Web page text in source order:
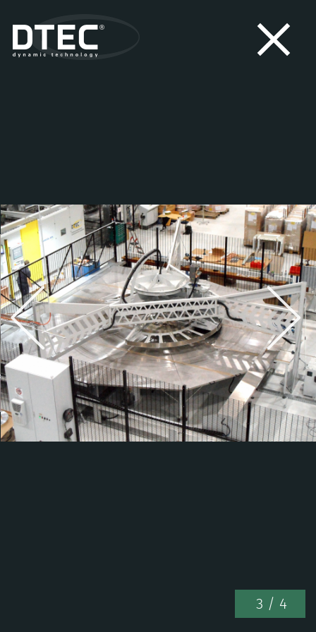
3 / 4